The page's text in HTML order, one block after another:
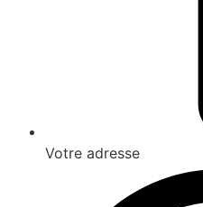
Votre adresse